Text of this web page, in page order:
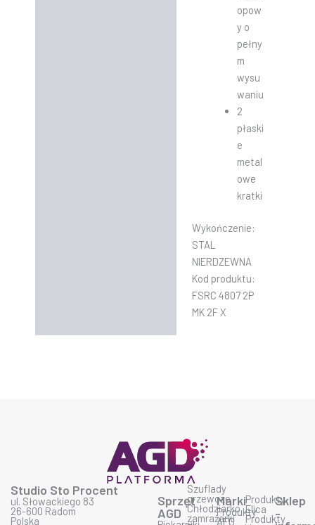
opow
y o
pełny
m
wysu
waniu
2
płaski
e
metal
owe
kratki
Wykończenie:
STAL
NIERDZEWNA
Kod produktu:
FSRC 4807 2P
MK 2F X
Studio Sto Procent
ul. Słowackiego 83
26-600 Radom
Polska
Sprzęt
AGD
Szuflady
grzewcze
Chłodziarko
zamrażarki
Marki
Produkty
AEG
Produkty
Elica
Produkty
Sklep
-